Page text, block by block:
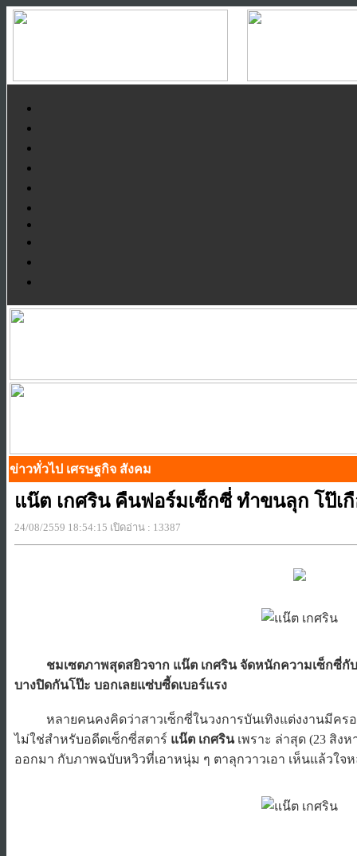
ข่าวทั่วไป เศรษฐกิจ สังคม
แน๊ต เกศริน คืนฟอร์มเซ็กซี่ ทำขนลุก โป๊เ
24/08/2559 18:54:15 เปิดอ่าน : 13387
ชมเซตภาพสุดสยิวจาก แน๊ต เกศริน จัดหนักความเซ็กซี่กับ
บางปิดกันโป๊ะ บอกเลยแซ่บซี้ดเบอร์แรง
หลายคนคงคิดว่าสาวเซ็กซี่ในวงการบันเทิงแต่งงานมีครอ
ไม่ใช่สำหรับอดีตเซ็กซี่สตาร์ แน๊ต เกศริน เพราะ ล่าสุด (23 สิง
ออกมา กับภาพฉบับหวิวที่เอาหนุ่ม ๆ ตาลุกวาวเอา เห็นแล้วใจ